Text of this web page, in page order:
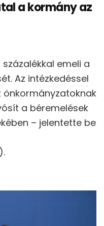
a kormány az
emeli a
Az intézkedéssel
önkormányzatoknak
a béremelések
– jelentette be